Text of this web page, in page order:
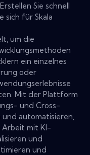
Sie schnell
sich für Skala
um die
ein einzelnes
oder
Mit der Plattform
und Cross-
automatisieren,
Arbeit mit KI-
und
und